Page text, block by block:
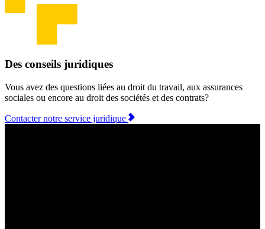
Des conseils juridiques
Vous avez des questions liées au droit du travail, aux assurances
sociales ou encore au droit des sociétés et des contrats?
Contacter notre service juridique